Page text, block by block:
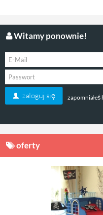
Witamy ponownie!
zaloguj się zapomniałeś
oferty